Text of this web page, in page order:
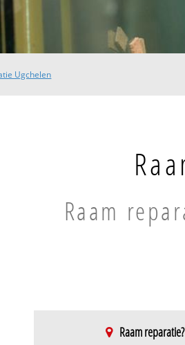
Ugchelen
Raam
Raam